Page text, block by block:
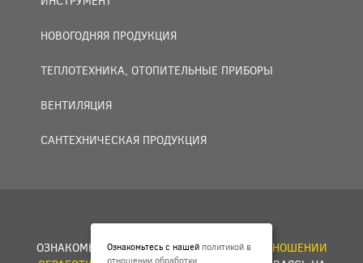
НОВОГОДНЯЯ ПРОДУКЦИЯ
ТЕПЛОТЕХНИКА, ОТОПИТЕЛЬНЫЕ ПРИБОРЫ
ВЕНТИЛЯЦИЯ
САНТЕХНИЧЕСКАЯ ПРОДУКЦИЯ
ОЗНАКОМЬТЕСЬ С НАШЕЙПОЛИТИКОЙ В ОТНОШЕНИИ
Ознакомьтесь с нашей политикой в
отношении обработки